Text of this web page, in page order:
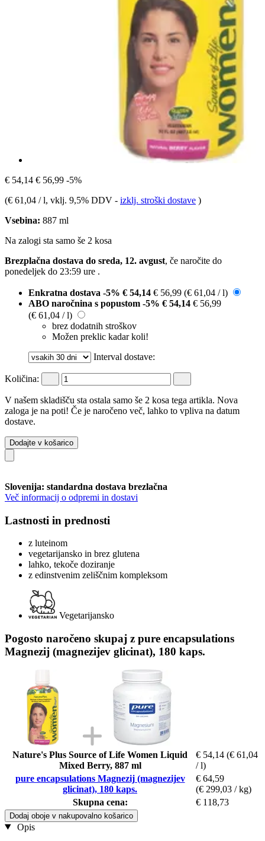
€ 54,14 € 56,99 -5%
(€ 61,04 / l, vklj. 9,5% DDV - izklj. stroški dostave )
Vsebina: 887 ml
Na zalogi sta samo še 2 kosa
Brezplačna dostava do sreda, 12. avgust, če naročite do
ponedeljek do 23:59 ure .
Enkratna dostava -5% € 54,14 € 56,99 (€ 61,04 / l)
ABO naročnina s popustom -5% € 54,14 € 56,99
(€ 61,04 / l)
brez dodatnih stroškov
Možen preklic kadar koli!
Interval dostave:
Količina:
V našem skladišču sta ostala samo še 2 kosa tega artikla. Nova
zaloga je na poti! Če je naročeno več, lahko to vpliva na datum
dostave.
Dodajte v košarico
Slovenija: standardna dostava brezlačna
Več informacij o odpremi in dostavi
Lastnosti in prednosti
z luteinom
vegetarijansko in brez glutena
lahko, tekoče doziranje
z edinstvenim zeliščnim kompleksom
Vegetarijansko
Pogosto naročeno skupaj z pure encapsulations
Magnezij (magnezijev glicinat), 180 kaps.
Nature's Plus Source of Life Women Liquid
Mixed Berry, 887 ml
€ 54,14 (€ 61,04
/ l)
pure encapsulations Magnezij (magnezijev
glicinat), 180 kaps.
€ 64,59
(€ 299,03 / kg)
Skupna cena:
€ 118,73
Dodaj oboje v nakupovalno košarico
Opis